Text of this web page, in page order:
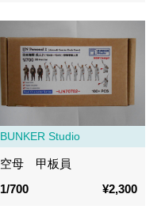
BUNKER Studio
空母 甲板員
1/700
¥2,300